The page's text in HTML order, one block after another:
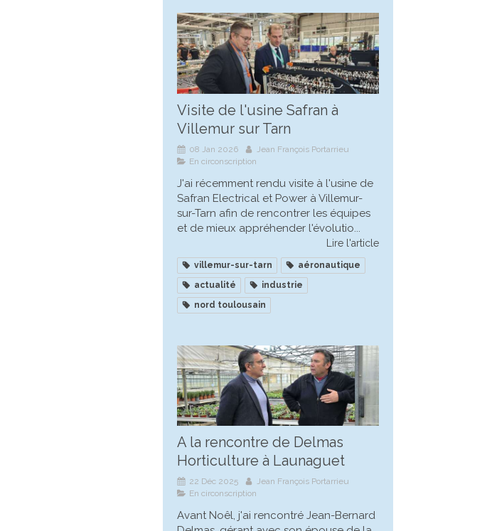
Visite de l'usine Safran à
Villemur sur Tarn
08 Jan 2026
Jean François Portarrieu
En circonscription
J'ai récemment rendu visite à l'usine de
Safran Electrical et Power à Villemur-
sur-Tarn afin de rencontrer les équipes
et de mieux appréhender l'évolutio...
Lire l'article
villemur-sur-tarn
aéronautique
actualité
industrie
nord toulousain
A la rencontre de Delmas
Horticulture à Launaguet
22 Déc 2025
Jean François Portarrieu
En circonscription
Avant Noêl, j'ai rencontré Jean-Bernard